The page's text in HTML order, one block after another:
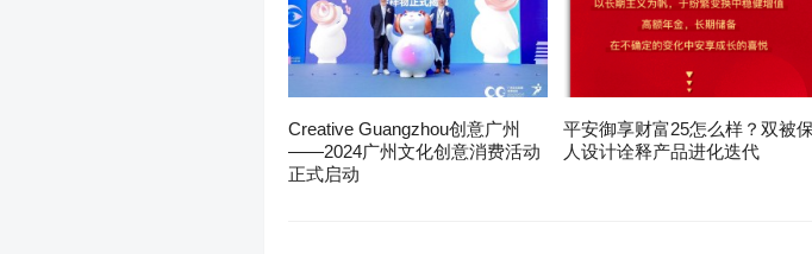
Creative Guangzhou创意广州
——2024广州文化创意消费活动
正式启动
平安御享财富25怎么样？双被保
人设计诠释产品进化迭代